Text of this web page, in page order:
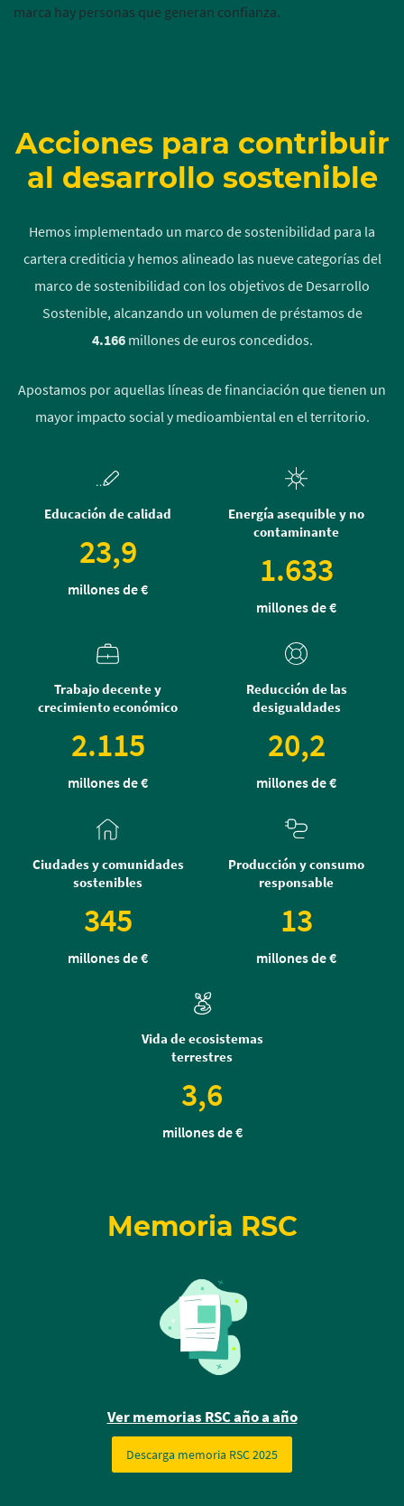
marca hay personas que generan confianza.
Acciones para contribuir
al desarrollo sostenible
Hemos implementado un marco de sostenibilidad para la
cartera crediticia y hemos alineado las nueve categorías del
marco de sostenibilidad con los objetivos de Desarrollo
Sostenible, alcanzando un volumen de préstamos de
4.166millones de euros concedidos.
Apostamos por aquellas líneas de financiación que tienen un
mayor impacto social y medioambiental en el territorio.
Educación de calidad
23,9
millones de €
Energía asequible y no
contaminante
1.633
millones de €
Trabajo decente y
crecimiento económico
2.115
millones de €
Reducción de las
desigualdades
20,2
millones de €
Ciudades y comunidades
sostenibles
345
millones de €
Producción y consumo
responsable
13
millones de €
Vida de ecosistemas
terrestres
3,6
millones de €
Memoria RSC
Ver memorias RSC año a año
Descarga memoria RSC 2025